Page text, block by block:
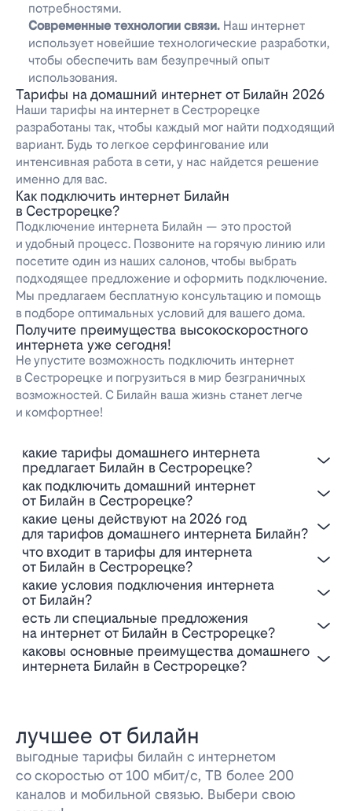
потребностями.
Современные технологии связи. Наш интернет
использует новейшие технологические разработки,
чтобы обеспечить вам безупречный опыт
использования.
Тарифы на домашний интернет от Билайн 2026
Наши тарифы на интернет в Сестрорецке
разработаны так, чтобы каждый мог найти подходящий
вариант. Будь то легкое серфингование или
интенсивная работа в сети, у нас найдется решение
именно для вас.
Как подключить интернет Билайн
в Сестрорецке?
Подключение интернета Билайн — это простой
и удобный процесс. Позвоните на горячую линию или
посетите один из наших салонов, чтобы выбрать
подходящее предложение и оформить подключение.
Мы предлагаем бесплатную консультацию и помощь
в подборе оптимальных условий для вашего дома.
Получите преимущества высокоскоростного
интернета уже сегодня!
Не упустите возможность подключить интернет
в Сестрорецке и погрузиться в мир безграничных
возможностей. С Билайн ваша жизнь станет легче
и комфортнее!
Какие тарифы домашнего интернета
предлагает Билайн в Сестрорецке?
Как подключить домашний интернет
от Билайн в Сестрорецке?
Какие цены действуют на 2026 год
для тарифов домашнего интернета Билайн?
Что входит в тарифы для интернета
от Билайн в Сестрорецке?
Какие условия подключения интернета
от Билайн?
Есть ли специальные предложения
на интернет от Билайн в Сестрорецке?
Каковы основные преимущества домашнего
интернета Билайн в Сестрорецке?
лучшее от билайн
выгодные тарифы билайн с интернетом
со скоростью от 100 мбит/с, ТВ более 200
каналов и мобильной связью. Выбери свою